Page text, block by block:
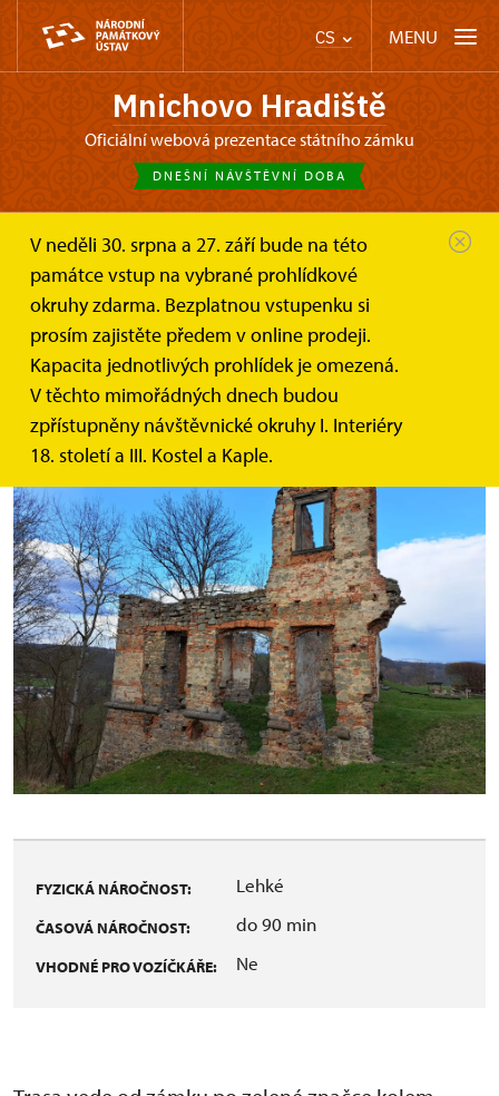
CS MENU
Mnichovo Hradiště
oficiální webová prezentace státního zámku
DNEŠNÍ NÁVŠTĚVNÍ DOBA
V neděli 30. srpna a 27. září bude na této
památce vstup na vybrané prohlídkové
okruhy zdarma. Bezplatnou vstupenku si
prosím zajistěte předem v online prodeji.
Kapacita jednotlivých prohlídek je omezená.
V těchto mimořádných dnech budou
zpřístupněny návštěvnické okruhy I. Interiéry
18. století a III. Kostel a Kaple.
Mnichovo Hradiště
Tipy na výlet
Přes Zásadku do Mohelnice
Přes Zásadku do Mohelnice
FYZICKÁ NÁROČNOST: Lehké
ČASOVÁ NÁROČNOST: do 90 min
VHODNÉ PRO VOZÍČKÁŘE: Ne